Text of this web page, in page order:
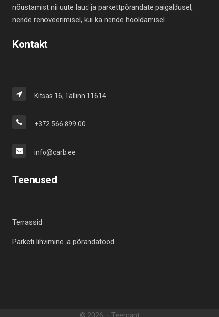
nõustamist nii uute laud ja parkettpõrandate paigaldusel,
nende renoveerimisel, kui ka nende hooldamisel.
Kontakt
Kitsas 16, Tallinn 11614
+372 566 899 00
info@carb.ee
Teenused
Terrassid
Parketi lihvimine ja põrandatööd
© 2026 – Teemant